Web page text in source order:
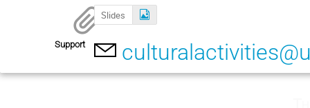
Slides
Support